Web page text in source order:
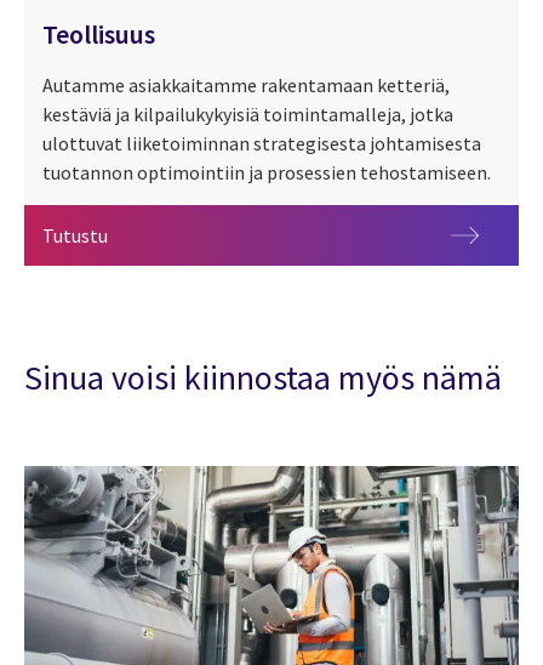
Teollisuus
Autamme asiakkaitamme rakentamaan ketteriä,
kestäviä ja kilpailukykyisiä toimintamalleja, jotka
ulottuvat liiketoiminnan strategisesta johtamisesta
tuotannon optimointiin ja prosessien tehostamiseen.
Tutustu
Sinua voisi kiinnostaa myös nämä